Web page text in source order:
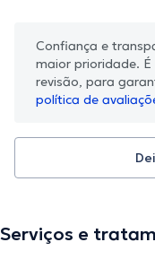
Confiança e
maior prioridade.
revisão, para
política de
Serviços e